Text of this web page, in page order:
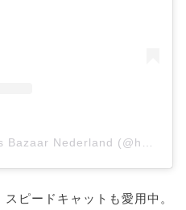
ピードキャットも愛用中。